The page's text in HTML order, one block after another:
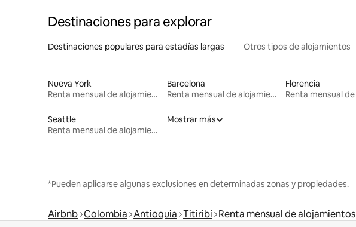
Destinaciones para explorar
Destinaciones populares para estadías largas Otros tipos de alojamientos
Nueva York
Renta mensual de alojamientos
Barcelona
Renta mensual de alojamientos
Florencia
Seattle
Renta mensual de alojamientos
Mostrar más
*Pueden aplicarse algunas exclusiones en determinadas zonas y propiedades.
Airbnb Colombia Antioquia Titiribí Renta mensual de alojamientos